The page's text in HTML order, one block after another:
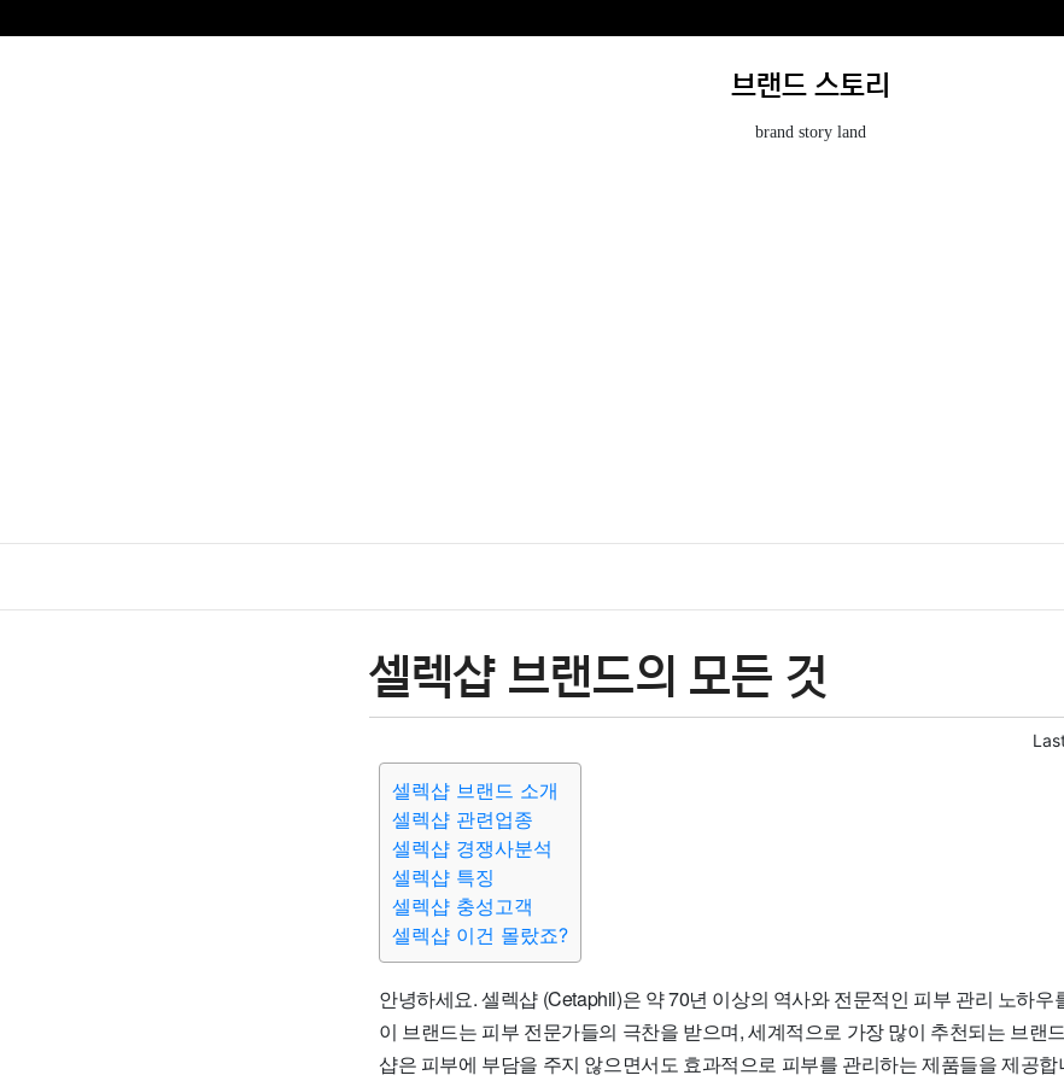
브랜드 스토리
brand story land
셀렉샵 브랜드의 모든 것
셀렉샵 브랜드 소개
셀렉샵 관련업종
셀렉샵 경쟁사분석
셀렉샵 특징
셀렉샵 충성고객
셀렉샵 이건 몰랐죠?
안녕하세요. 셀렉샵 (Cetaphil)은 약 70년 이상의 역사와 전문적인 피부 관리 노하우
이 브랜드는 피부 전문가들의 극찬을 받으며, 세계적으로 가장 많이 추천되는 브랜
샵은 피부에 부담을 주지 않으면서도 효과적으로 피부를 관리하는 제품들을 제공